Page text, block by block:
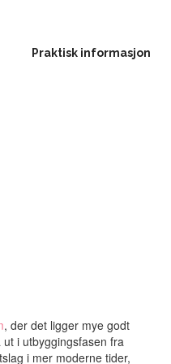
Praktisk informasjon
, der det ligger mye godt
i utbyggingsfasen fra
i mer moderne tider,